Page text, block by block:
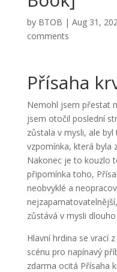
by BTOB | Aug 31,
comments
Přísaha
Nemohl jsem přestat
jsem otočil poslední
zůstala v mysli, ale
vzpomínka, která byla
Nakonec je to kouzlo
připomínka toho,
neobvyklé a
zůstává v mysli
Hlavní hrdina se vrací
scénu pro napínavý
zdarma ocitá Přísaha